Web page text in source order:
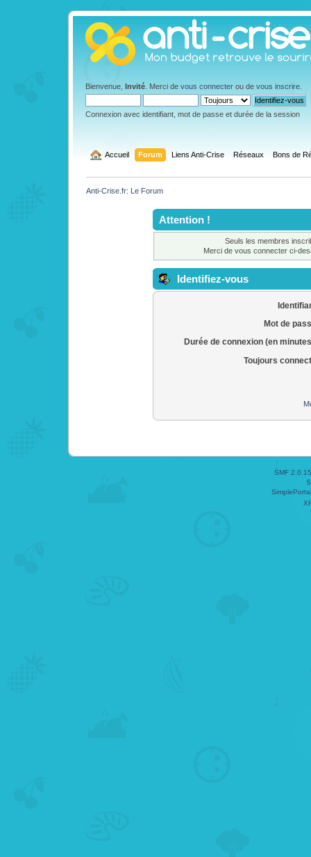
Bienvenue, Invité . Merci de vous connecter ou de vous inscrire
Connexion avec identifiant, mot de passe et durée de la session
Accueil Forum Liens Anti-Crise Réseaux Bons de
Anti-Crise.fr: Le Forum
Attention !
Seuls les membres
Merci de vous connecter ci-
Identifiez-vous
Mot de
Durée de connexion (en
Toujours
SMF 2.0.15